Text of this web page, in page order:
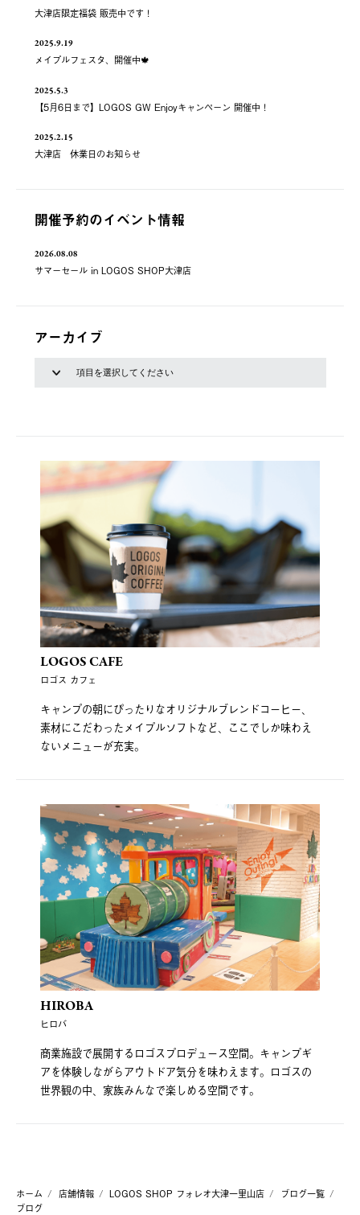
大津店限定福袋 販売中です！
2025.9.19
メイプルフェスタ、開催中🍁
2025.5.3
【5月6日まで】LOGOS GW Enjoyキャンペーン 開催中！
2025.2.15
大津店 休業日のお知らせ
開催予約のイベント情報
2026.08.08
サマーセール in LOGOS SHOP大津店
アーカイブ
LOGOS CAFE
ロゴス カフェ
キャンプの朝にぴったりなオリジナルブレンドコーヒー、
素材にこだわったメイプルソフトなど、ここでしか味わえ
ないメニューが充実。
HIROBA
ヒロバ
商業施設で展開するロゴスプロデュース空間。キャンプギ
アを体験しながらアウトドア気分を味わえます。ロゴスの
世界観の中、家族みんなで楽しめる空間です。
ホーム 店舗情報 LOGOS SHOP フォレオ大津一里山店
ブログ一覧
ブログ